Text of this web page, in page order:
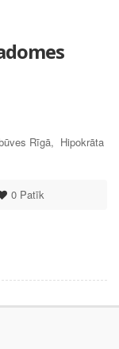
Rīgā, Hipokrāta
0Patīk